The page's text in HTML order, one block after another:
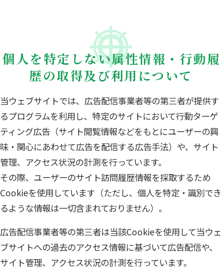
個人を特定しない属性情報・行動履
歴の取得及び利用について
当ウェブサイトでは、広告配信事業者等の第三者が提供す
るプログラムを利用し、特定のサイトにおいて行動ターゲ
ティング広告（サイト閲覧情報などをもとにユーザーの興
味・関心にあわせて広告を配信する広告手法）や、サイト
管理、アクセス状況の計測を行っています。
その際、ユーザーのサイト訪問履歴情報を採取するため
Cookieを使用しています（ただし、個人を特定・識別でき
るような情報は一切含まれておりません）。
広告配信事業者等の第三者は当該Cookieを使用して当ウェ
ブサイトへの過去のアクセス情報に基づいて広告配信や、
サイト管理、アクセス状況の計測を行っています。